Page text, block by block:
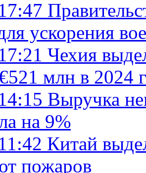
ускорения
Чехия
млн в 2024
Выручка
на 9%
Китай
пожаров